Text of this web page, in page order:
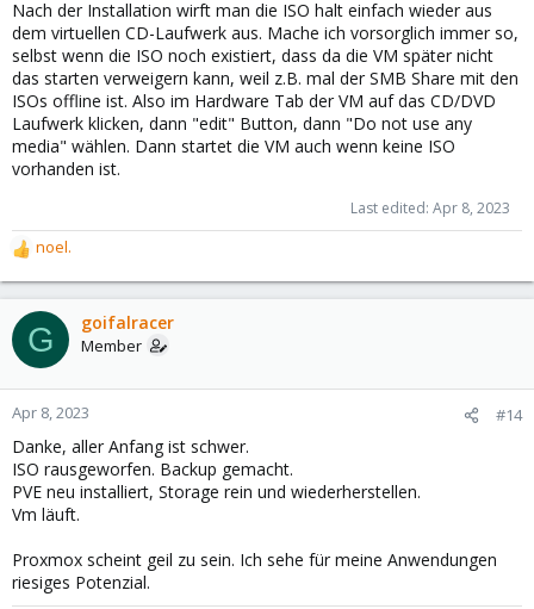
Nach der Installation wirft man die ISO halt einfach wieder aus
dem virtuellen CD-Laufwerk aus. Mache ich vorsorglich immer so,
selbst wenn die ISO noch existiert, dass da die VM später nicht
das starten verweigern kann, weil z.B. mal der SMB Share mit den
ISOs offline ist. Also im Hardware Tab der VM auf das CD/DVD
Laufwerk klicken, dann "edit" Button, dann "Do not use any
media" wählen. Dann startet die VM auch wenn keine ISO
vorhanden ist.
Last edited: Apr 8, 2023
R
e
a
c
t
o
n
:
noel.
G goifalracer
Member
Apr 8, 2023 #14
Danke, aller Anfang ist schwer.
ISO rausgeworfen. Backup gemacht.
PVE neu installiert, Storage rein und wiederherstellen.
Vm läuft.
Proxmox scheint geil zu sein. Ich sehe für meine Anwendungen
riesiges Potenzial.